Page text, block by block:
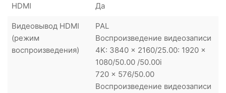
HDMI Да
Видеовывод HDMI
(режим
воспроизведения)
PAL
Воспроизведение видеозаписи
4K: 3840 x 2160/25.00: 1920 x
1080/50.00 /50.00i
720 x 576/50.00
Воспроизведение видеозаписи